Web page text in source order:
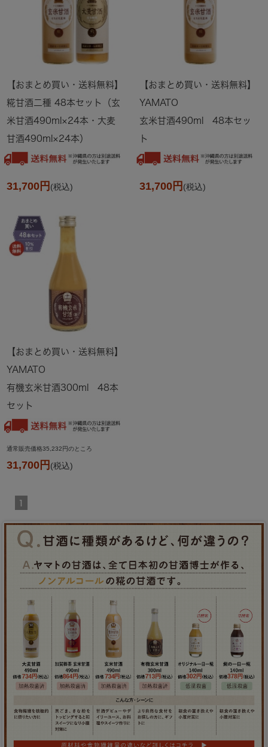
【おまとめ買い・送料無料】
糀甘酒二種 48本セット（玄
米甘酒490ml×24本・大麦
甘酒490ml×24本）
31,700円 (税込)
【おまとめ買い・送料無料】
YAMATO
玄米甘酒490ml 48本セッ
ト
31,700円 (税込)
【おまとめ買い・送料無料】
YAMATO
有機玄米甘酒300ml 48本
セット
通常販売価格35,232円のところ
31,700円 (税込)
1